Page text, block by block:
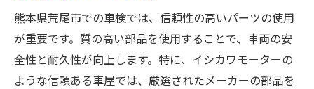
熊本県荒尾市での車検では、信頼性の高いパーツの使用
が重要です。質の高い部品を使用することで、車両の安
全性と耐久性が向上します。特に、イシカワモーターの
ような信頼ある車屋では、厳選されたメーカーの部品を